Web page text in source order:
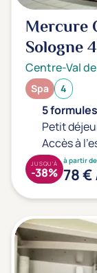
Sport
Yoga
Offres
Vente
Offres
Km
Mercure
Sologne
Centre-Val
Spa 4
5
Petit
Accès à
à partir de
78 €
JUSQU'À
-38%